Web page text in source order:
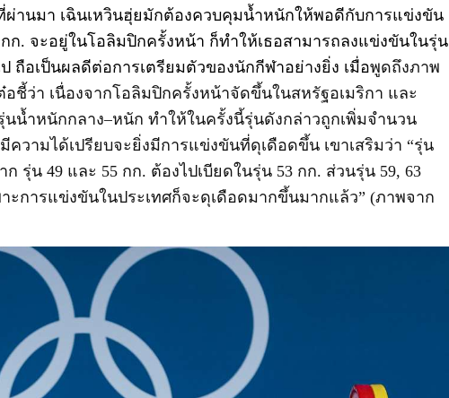
ผ่านมา เฉินเหวินฮุ่ยมักต้องควบคุมน้ำหนักให้พอดีกับการแข่งขัน
กก. จะอยู่ในโอลิมปิกครั้งหน้า ก็ทำให้เธอสามารถลงแข่งขันในรุ่น
อเป็นผลดีต่อการเตรียมตัวของนักกีฬาอย่างยิ่ง เมื่อพูดถึงภาพ
ชี้ว่า เนื่องจากโอลิมปิกครั้งหน้าจัดขึ้นในสหรัฐอเมริกา และ
นน้ำหนักกลาง–หนัก ทำให้ในครั้งนี้รุ่นดังกล่าวถูกเพิ่มจำนวน
วามได้เปรียบจะยิ่งมีการแข่งขันที่ดุเดือดขึ้น เขาเสริมว่า“รุ่น
ก รุ่น49 และ 55 กก. ต้องไปเบียดในรุ่น 53 กก. ส่วนรุ่น 59, 63
าะการแข่งขันในประเทศก็จะดุเดือดมากขึ้นมากแล้ว” (ภาพจาก